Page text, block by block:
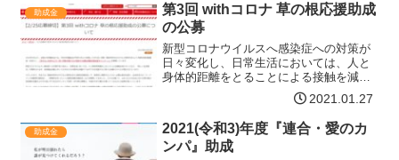
助成金
第3回 withコロナ 草の根応援助成
の公募
新型コロナウイルスへ感染症への対策が
日々変化し、日常生活においては、人と
身体的距離をとることによる接触を減ら
すことなど、「新しい生活様式」が提言
される中、地域福祉活動においては今ま
での対面的な活動やつながり方を見直す
など新たな活動スタイルの…【詳細はコ
チラ】
2021.01.27
助成金
2021(令和3)年度『連合・愛のカ
ンパ』助成